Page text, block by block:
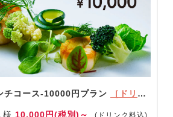
チコース-10000円プラン ［ドリンク充実！］
様 10,000円(税別)～ (ドリンク料込)